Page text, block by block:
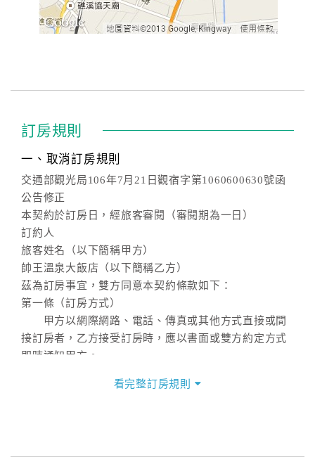
訂房規則
一、取消訂房規則
交通部觀光局106年7月21日觀宿字第1060600630號函
公告修正
本契約於訂房日，經旅客審閱（審閱期為一日）
訂約人
旅客姓名（以下簡稱甲方）
帥王溫泉大飯店（以下簡稱乙方）
茲為訂房事宜，雙方同意本契約條款如下：
第一條（訂房方式）
甲方以網際網路、電話、傳真或其他方式直接或間
接訂房者，乙方接受訂房時，應以書面或雙方約定方式
即時通知甲方。
甲方訂房應告知乙方預定住宿之期間、所需客房房
量及房價，並應依第一條約定通知甲方，且非經甲方同
看完整訂房規則